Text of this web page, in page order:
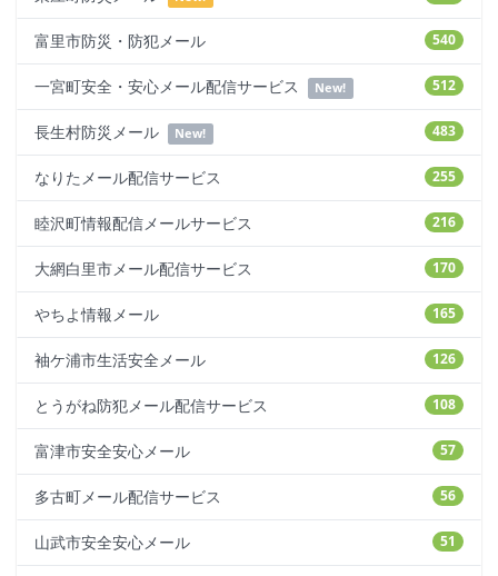
540
富里市防災・防犯メール
512
一宮町安全・安心メール配信サービス New!
483
長生村防災メール New!
255
なりたメール配信サービス
216
睦沢町情報配信メールサービス
170
大網白里市メール配信サービス
165
やちよ情報メール
126
袖ケ浦市生活安全メール
108
とうがね防犯メール配信サービス
57
富津市安全安心メール
56
多古町メール配信サービス
51
山武市安全安心メール